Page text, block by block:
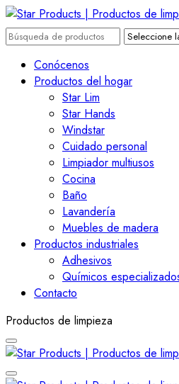
Saltar
al
contenido
(presiona
Intro)
Star Products
Buscar
por:
Conócenos
Productos del hogar
Star Lim
Star Hands
Windstar
Cuidado personal
Limpiador multiusos
Cocina
Baño
Lavandería
Muebles de madera
Productos industriales
Adhesivos
Químicos
Contacto
Productos de limpieza